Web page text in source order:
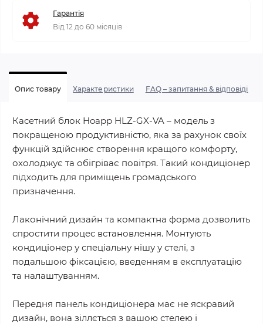
Гарантія
Від 12 до 60 місяців
Опис товару Характеристики FAQ – запитання & відповіді
Касетний блок Hoapp HLZ-GX-VA – модель з
покращеною продуктивністю, яка за рахунок своїх
функцій здійснює створення кращого комфорту,
охолоджує та обігріває повітря. Такий кондиціонер
підходить для приміщень громадського
призначення.
Лаконічний дизайн та компактна форма дозволить
спростити процес встановлення. Монтують
кондиціонер у спеціальну нішу у стелі, з
подальшою фіксацією, введенням в експлуатацію
та налаштуванням.
Передня панель кондиціонера має не яскравий
дизайн, вона зіллється з вашою стелею і